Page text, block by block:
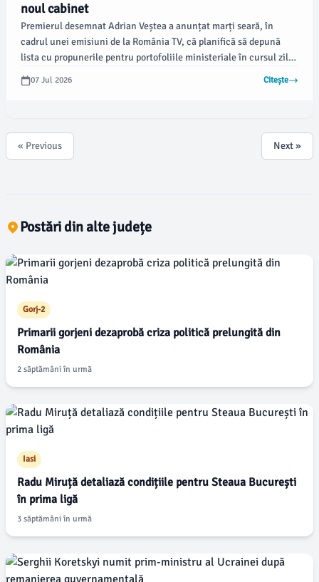
noul cabinet
Premierul desemnat Adrian Veștea a anunțat marți seară, în
cadrul unei emisiuni de la România TV, că planifică să depună
lista cu propunerile pentru portofoliile ministeriale în cursul zilei
de miercuri. Acesta va prezenta și programul său de guvernare.
07 Jul 2026 Citește
« Previous Next »
Postări din alte județe
Gorj-2
Primarii gorjeni dezaprobă criza politică prelungită din
România
2 săptămâni în urmă
Iasi
Radu Miruță detaliază condițiile pentru Steaua București
în prima ligă
3 săptămâni în urmă